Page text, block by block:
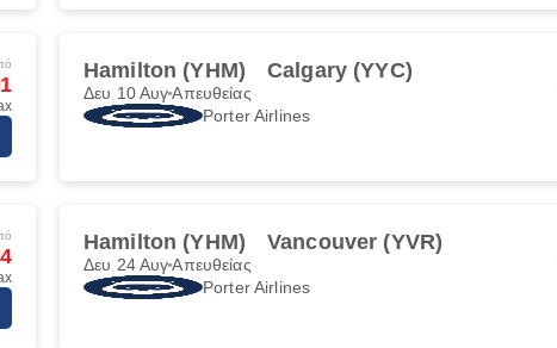
Hamilton (YHM) Calgary (YYC)
Δευ 10 ΑυγΑπευθείας
Porter Airlines
Hamilton (YHM) Vancouver (YVR)
Δευ 24 ΑυγΑπευθείας
Porter Airlines